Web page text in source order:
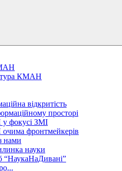
КМАН
відкритість
просторі
фокусі ЗМІ
фронтмейкерів
нами
науки